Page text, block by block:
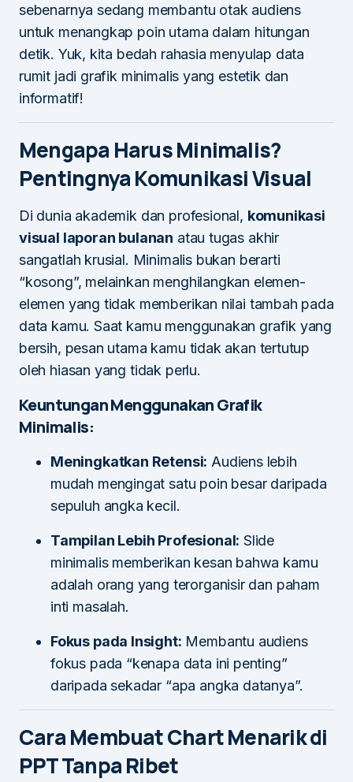
sebenarnya sedang membantu otak audiens
untuk menangkap poin utama dalam hitungan
detik. Yuk, kita bedah rahasia menyulap data
rumit jadi grafik minimalis yang estetik dan
informatif!
Mengapa Harus Minimalis?
Pentingnya Komunikasi Visual
Di dunia akademik dan profesional, komunikasi
visual laporan bulanan atau tugas akhir
sangatlah krusial. Minimalis bukan berarti
“kosong”, melainkan menghilangkan elemen-
elemen yang tidak memberikan nilai tambah pada
data kamu. Saat kamu menggunakan grafik yang
bersih, pesan utama kamu tidak akan tertutup
oleh hiasan yang tidak perlu.
Keuntungan Menggunakan Grafik
Minimalis:
Meningkatkan Retensi: Audiens lebih
mudah mengingat satu poin besar daripada
sepuluh angka kecil.
Tampilan Lebih Profesional: Slide
minimalis memberikan kesan bahwa kamu
adalah orang yang terorganisir dan paham
inti masalah.
Fokus pada Insight: Membantu audiens
fokus pada “kenapa data ini penting”
daripada sekadar “apa angka datanya”.
Cara Membuat Chart Menarik di
PPT Tanpa Ribet